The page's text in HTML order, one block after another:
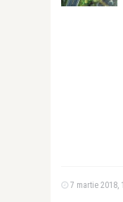
7 martie 2018,